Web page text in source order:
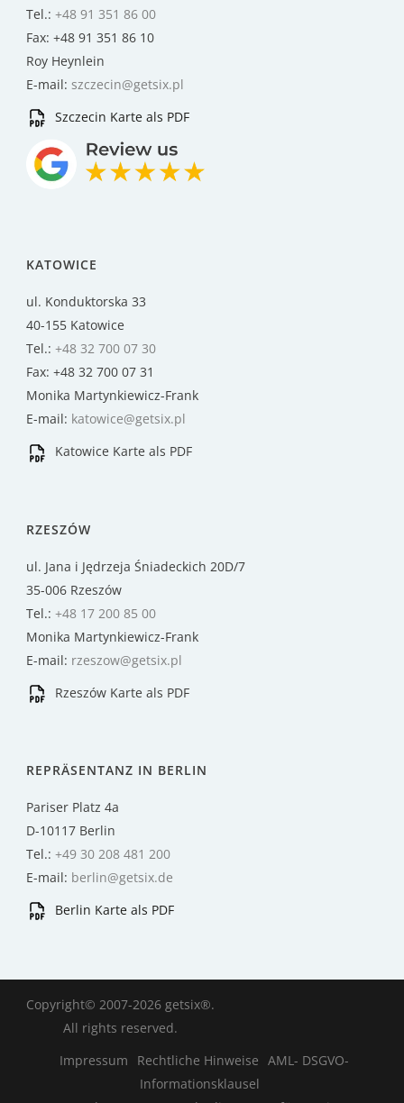
Tel.: +48 91 351 86 00
Fax: +48 91 351 86 10
Roy Heynlein
E-mail: szczecin@getsix.pl
Szczecin Karte als PDF
KATOWICE
ul. Konduktorska 33
40-155 Katowice
Tel.: +48 32 700 07 30
Fax: +48 32 700 07 31
Monika Martynkiewicz-Frank
E-mail: katowice@getsix.pl
Katowice Karte als PDF
RZESZÓW
ul. Jana i Jędrzeja Śniadeckich 20D/7
35-006 Rzeszów
Tel.: +48 17 200 85 00
Monika Martynkiewicz-Frank
E-mail: rzeszow@getsix.pl
Rzeszów Karte als PDF
REPRÄSENTANZ IN BERLIN
Pariser Platz 4a
D-10117 Berlin
Tel.: +49 30 208 481 200
E-mail: berlin@getsix.de
Berlin Karte als PDF
Copyright© 2007-2026 getsix®.
All rights reserved.
Impressum
Rechtliche Hinweise AML- DSGVO-
Informationsklausel